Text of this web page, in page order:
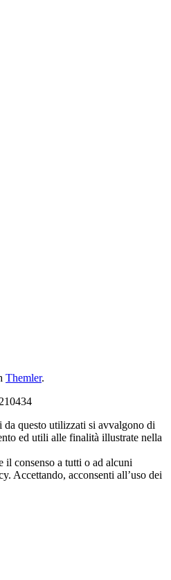
Themler.
da questo utilizzati si avvalgono di
ed utili alle finalità illustrate nella
il consenso a tutti o ad alcuni
Accettando, acconsenti all’uso dei